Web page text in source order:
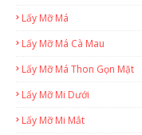
Lấy Mỡ Má
Lấy Mỡ Má Cà Mau
Lấy Mỡ Má Thon Gọn Mặt
Lấy Mỡ Mi Dưới
Lấy Mỡ Mi Mắt